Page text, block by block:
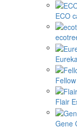
ECO
Eureka
Fellow
Flair
Gene